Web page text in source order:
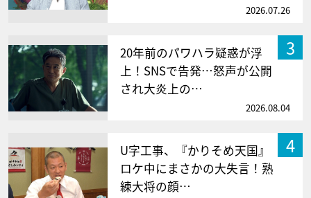
2026.07.26
3
20年前のパワハラ疑惑が浮
上！SNSで告発…怒声が公開
され大炎上の…
2026.08.04
4
U字工事、『かりそめ天国』
ロケ中にまさかの大失言！熟
練大将の顔…